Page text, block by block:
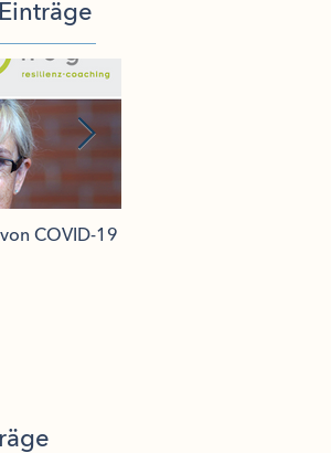
COVID-19